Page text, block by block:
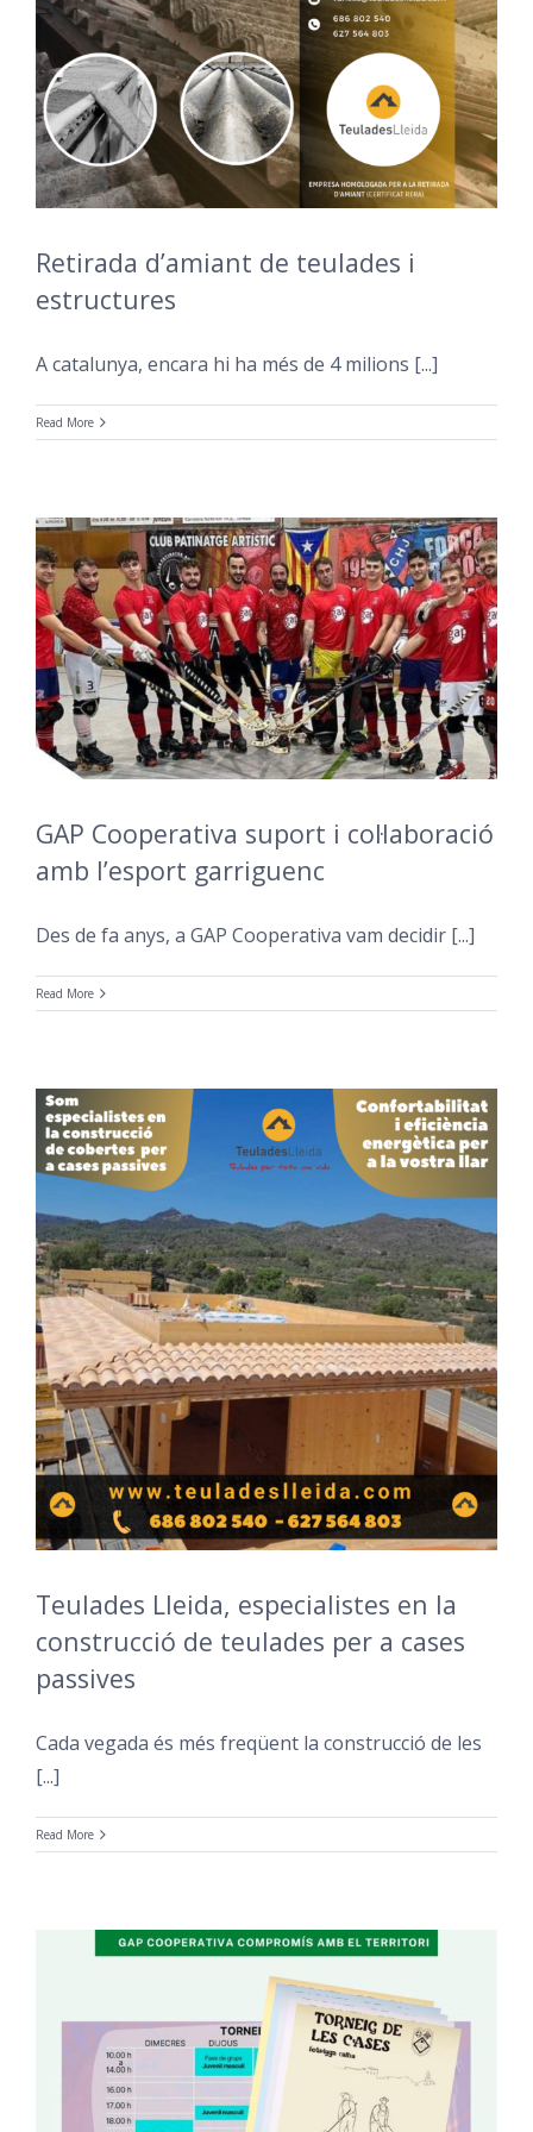
Retirada d’amiant de teulades i
estructures
A catalunya, encara hi ha més de 4 milions [...]
Read More
GAP Cooperativa suport i col·laboració
amb l’esport garriguenc
Des de fa anys, a GAP Cooperativa vam decidir [...]
Read More
Teulades Lleida, especialistes en la
construcció de teulades per a cases
passives
Cada vegada és més freqüent la construcció de les
[...]
Read More